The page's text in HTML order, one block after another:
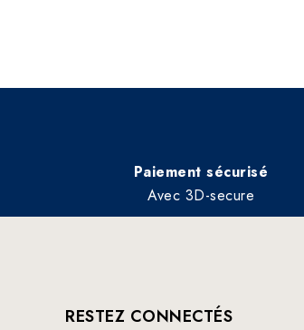
Paiement sécurisé
Avec 3D-secure
RESTEZ CONNECTÉS